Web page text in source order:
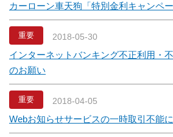
カーローン車天狗「特別金利キャンペ
重要 2018-05-30
インターネットバンキング不正利用・
のお願い
重要 2018-04-05
Webお知らせサービスの一時取引不能